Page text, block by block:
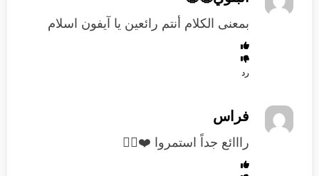
بمعنى الكلام أنتم رائعين يا آيفون اسلام
رد
فراس
رااائع جداً استمروا ❤️👍🏼